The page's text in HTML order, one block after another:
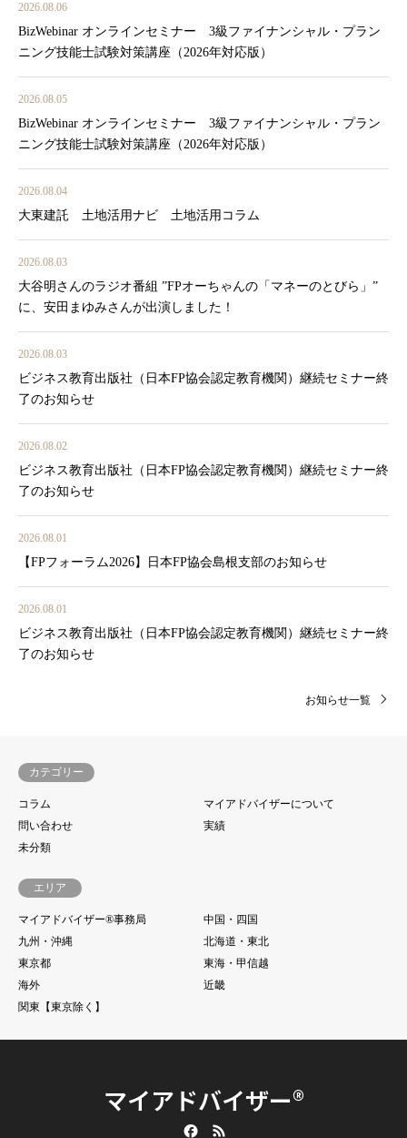
2026.08.06
BizWebinar オンラインセミナー 3級ファイナンシャル・プラン
ニング技能士試験対策講座（2026年対応版）
2026.08.05
BizWebinar オンラインセミナー 3級ファイナンシャル・プラン
ニング技能士試験対策講座（2026年対応版）
2026.08.04
大東建託 土地活用ナビ 土地活用コラム
2026.08.03
大谷明さんのラジオ番組 ”FPオーちゃんの「マネーのとびら」”
に、安田まゆみさんが出演しました！
2026.08.03
ビジネス教育出版社（日本FP協会認定教育機関）継続セミナー終
了のお知らせ
2026.08.02
ビジネス教育出版社（日本FP協会認定教育機関）継続セミナー終
了のお知らせ
2026.08.01
【FPフォーラム2026】日本FP協会島根支部のお知らせ
2026.08.01
ビジネス教育出版社（日本FP協会認定教育機関）継続セミナー終
了のお知らせ
お知らせ一覧
カテゴリー
コラム
マイアドバイザーについて
問い合わせ
実績
未分類
エリア
マイアドバイザー®事務局
中国・四国
九州・沖縄
北海道・東北
東京都
東海・甲信越
海外
近畿
関東【東京除く】
マイアドバイザー®